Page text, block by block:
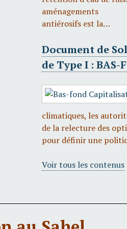
aménagements
antiérosifs est la…
Document de
de Type I : BAS-
climatiques, les
de la relecture des
pour définir une
Voir tous les contenus